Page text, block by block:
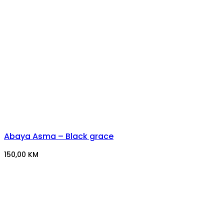
Abaya Asma – Black grace
150,00 KM